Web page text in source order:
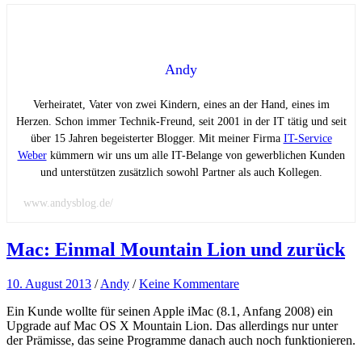
Andy
Verheiratet, Vater von zwei Kindern, eines an der Hand, eines im
Herzen. Schon immer Technik-Freund, seit 2001 in der IT tätig und seit
über 15 Jahren begeisterter Blogger. Mit meiner Firma IT-Service
Weberkümmern wir uns um alle IT-Belange von gewerblichen Kunden
und unterstützen zusätzlich sowohl Partner als auch Kollegen.
www.andysblog.de/
Mac: Einmal Mountain Lion und zurück
10. August 2013 /Andy /Keine Kommentare
Ein Kunde wollte für seinen Apple iMac (8.1, Anfang 2008) ein
Upgrade auf Mac OS X Mountain Lion. Das allerdings nur unter
der Prämisse, das seine Programme danach auch noch funktionieren.